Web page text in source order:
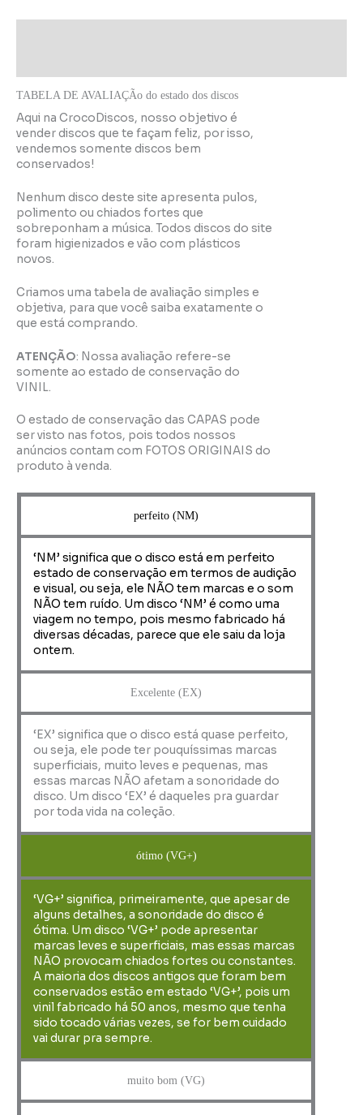
TABELA DE AVALIAÇÃo do estado dos discos
Aqui na CrocoDiscos, nosso objetivo é
vender discos que te façam feliz, por isso,
vendemos somente discos bem
conservados!
Nenhum disco deste site apresenta pulos,
polimento ou chiados fortes que
sobreponham a música. Todos discos do site
foram higienizados e vão com plásticos
novos.
Criamos uma tabela de avaliação simples e
objetiva, para que você saiba exatamente o
que está comprando.
ATENÇÃO: Nossa avaliação refere-se
somente ao estado de conservação do
VINIL.
O estado de conservação das CAPAS pode
ser visto nas fotos, pois todos nossos
anúncios contam com FOTOS ORIGINAIS do
produto à venda.
perfeito (NM)
‘NM’ significa que o disco está em perfeito
estado de conservação em termos de audição
e visual, ou seja, ele NÃO tem marcas e o som
NÃO tem ruído. Um disco ‘NM’ é como uma
viagem no tempo, pois mesmo fabricado há
diversas décadas, parece que ele saiu da loja
ontem.
Excelente (EX)
‘EX’ significa que o disco está quase perfeito,
ou seja, ele pode ter pouquíssimas marcas
superficiais, muito leves e pequenas, mas
essas marcas NÃO afetam a sonoridade do
disco. Um disco ‘EX’ é daqueles pra guardar
por toda vida na coleção.
ótimo (VG+)
‘VG+’ significa, primeiramente, que apesar de
alguns detalhes, a sonoridade do disco é
ótima. Um disco ‘VG+’ pode apresentar
marcas leves e superficiais, mas essas marcas
NÃO provocam chiados fortes ou constantes.
A maioria dos discos antigos que foram bem
conservados estão em estado ‘VG+’, pois um
vinil fabricado há 50 anos, mesmo que tenha
sido tocado várias vezes, se for bem cuidado
vai durar pra sempre.
muito bom (VG)